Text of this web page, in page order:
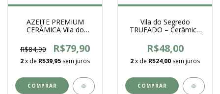
AZEITE PREMIUM
CERÂMICA Vila do
250ml
R$84,90 R$79,90
2x de R$39,95 sem juros
Vila do Segredo
TRUFADO – Cerâmica
R$48,00
2x de R$24,00 sem juros